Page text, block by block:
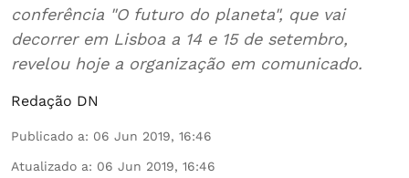
conferência "O futuro do planeta", que vai
decorrer em Lisboa a 14 e 15 de setembro,
revelou hoje a organização em comunicado.
Redação DN
Publicado a: 06 Jun 2019, 16:46
Atualizado a: 06 Jun 2019, 16:46